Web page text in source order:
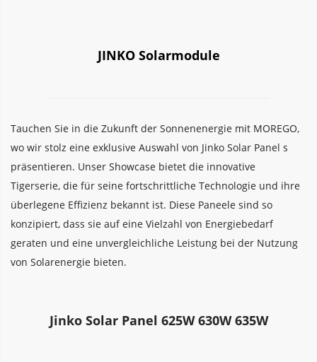
JINKO Solarmodule
Tauchen Sie in die Zukunft der Sonnenenergie mit MOREGO,
wo wir stolz eine exklusive Auswahl von Jinko Solar Panel s
präsentieren. Unser Showcase bietet die innovative
Tigerserie, die für seine fortschrittliche Technologie und ihre
überlegene Effizienz bekannt ist. Diese Paneele sind so
konzipiert, dass sie auf eine Vielzahl von Energiebedarf
geraten und eine unvergleichliche Leistung bei der Nutzung
von Solarenergie bieten.
Jinko Solar Panel 625W 630W 635W